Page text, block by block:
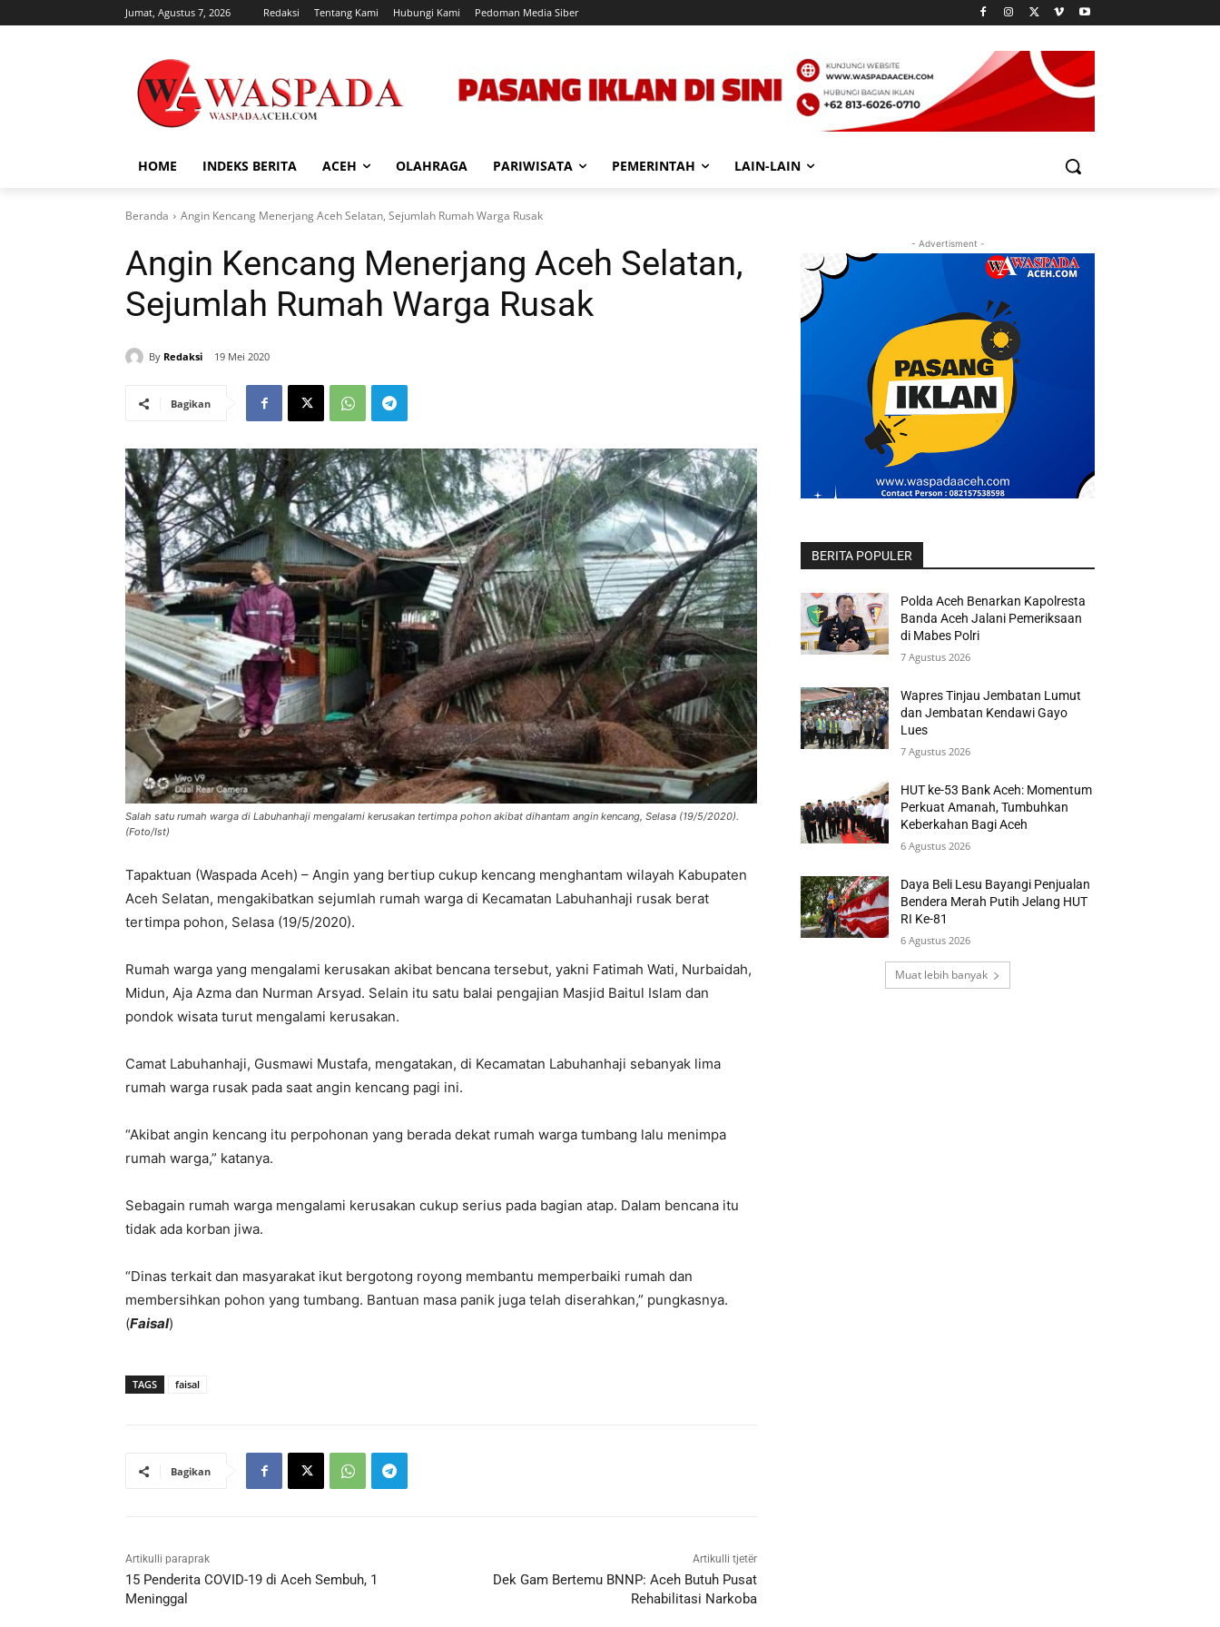
Jumat, Agustus 7, 2026 Redaksi Tentang Kami Hubungi Kami Pedoman Media Siber
HOME INDEKS BERITA ACEH OLAHRAGA PARIWISATA PEMERINTAH LAIN-LAIN
Beranda Angin Kencang Menerjang Aceh Selatan, Sejumlah Rumah Warga Rusak
Angin Kencang Menerjang Aceh Selatan,
Sejumlah Rumah Warga Rusak
By Redaksi 19 Mei 2020
Bagikan
Salah satu rumah warga di Labuhanhaji mengalami kerusakan tertimpa pohon akibat dihantam angin kencang, Selasa (19/5/2020).
(Foto/Ist)
Tapaktuan (Waspada Aceh) – Angin yang bertiup cukup kencang menghantam wilayah Kabupaten
Aceh Selatan, mengakibatkan sejumlah rumah warga di Kecamatan Labuhanhaji rusak berat
tertimpa pohon, Selasa (19/5/2020).
Rumah warga yang mengalami kerusakan akibat bencana tersebut, yakni Fatimah Wati, Nurbaidah,
Midun, Aja Azma dan Nurman Arsyad. Selain itu satu balai pengajian Masjid Baitul Islam dan
pondok wisata turut mengalami kerusakan.
Camat Labuhanhaji, Gusmawi Mustafa, mengatakan, di Kecamatan Labuhanhaji sebanyak lima
rumah warga rusak pada saat angin kencang pagi ini.
“Akibat angin kencang itu perpohonan yang berada dekat rumah warga tumbang lalu menimpa
rumah warga,” katanya.
Sebagain rumah warga mengalami kerusakan cukup serius pada bagian atap. Dalam bencana itu
tidak ada korban jiwa.
“Dinas terkait dan masyarakat ikut bergotong royong membantu memperbaiki rumah dan
membersihkan pohon yang tumbang. Bantuan masa panik juga telah diserahkan,” pungkasnya.
(Faisal)
TAGS faisal
Bagikan
Artikulli paraprak
15 Penderita COVID-19 di Aceh Sembuh, 1
Meninggal
Artikulli tjetër
Dek Gam Bertemu BNNP: Aceh Butuh Pusat
Rehabilitasi Narkoba
- Advertisment -
BERITA POPULER
Polda Aceh Benarkan Kapolresta
Banda Aceh Jalani Pemeriksaan
di Mabes Polri
7 Agustus 2026
Wapres Tinjau Jembatan Lumut
dan Jembatan Kendawi Gayo
Lues
7 Agustus 2026
HUT ke-53 Bank Aceh: Momentum
Perkuat Amanah, Tumbuhkan
Keberkahan Bagi Aceh
6 Agustus 2026
Daya Beli Lesu Bayangi Penjualan
Bendera Merah Putih Jelang HUT
RI Ke-81
6 Agustus 2026
Muat lebih banyak